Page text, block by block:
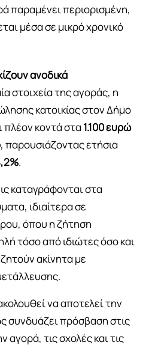
παραμένει περιορισμένη,
μέσα σε μικρό χρονικό
ανοδικά
στοιχεία της αγοράς, η
κατοικίας στον Δήμο
κοντά στα1.100 ευρώ
, παρουσιάζοντας ετήσια
.
καταγράφονται στα
ιδιαίτερα σε
όπου η ζήτηση
τόσο από ιδιώτες όσο και
ακίνητα με
να αποτελεί την
συνδυάζει πρόσβαση στις
αγορά, τις σχολές και τις